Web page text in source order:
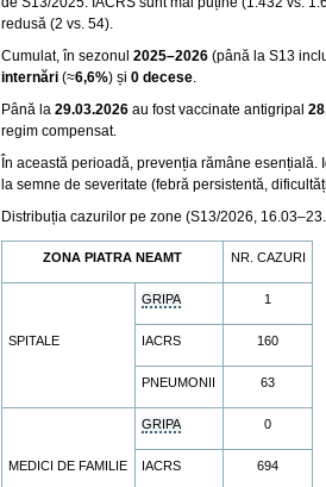
redusă (2 vs. 54).
Cumulat, în sezonul 2025–2026 (până la S13
internări (≈6,6%) și 0 decese.
Până la 29.03.2026 au fost vaccinate antigripal
regim compensat.
În această perioadă, prevenția rămâne
la semne de severitate (febră persistentă,
Distribuția cazurilor pe zone (S13/2026,
ZONA PIATRA NEAMT NR. CAZURI
SPITALE
GRIPA 1
IACRS 160
PNEUMONII 63
MEDICI DE FAMILIE
GRIPA 0
IACRS 694